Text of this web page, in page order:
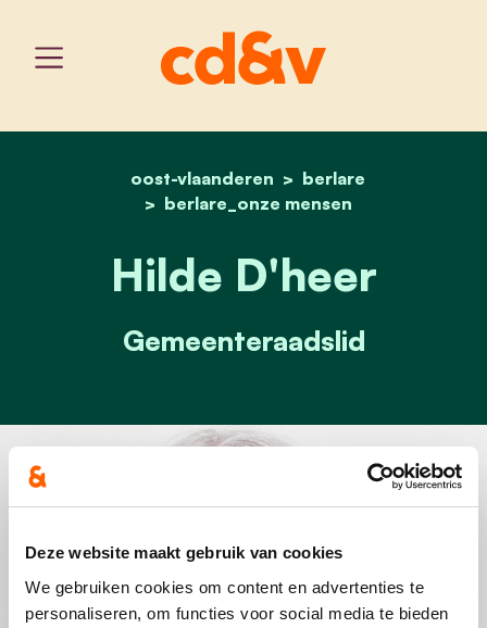
Deze website maakt gebruik van cookies
We gebruiken cookies om content en advertenties te
personaliseren, om functies voor social media te bieden
home
oost-vlaanderen
berlare
berlare_onze mensen
hilde d'heer
Hilde D'heer
Gemeenteraadslid